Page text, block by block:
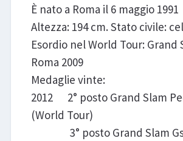
È nato a Roma il 6 maggio 1991
Altezza: 194 cm. Stato civile:
Esordio nel World Tour: Grand
Roma 2009
Medaglie vinte:
2012 2° posto Grand Slam
(World Tour)
3° posto Grand Slam